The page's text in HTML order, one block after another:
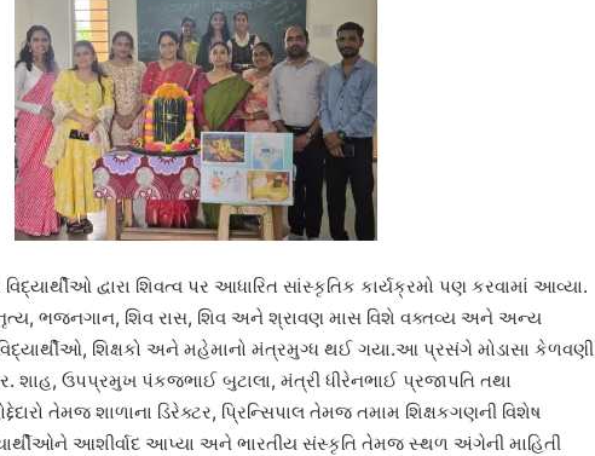
દ્વારા શિવત્વ પર આધારિત સાંસ્કૃતિક કાર્યક્રમો પણ કરવામાં આવ્યા.
નૃત્ય, ભજનગાન, શિવ રાસ, શિવ અને શ્રાવણ માસ વિશે વક્તવ્ય અને અન્ય
શિક્ષકો અને મહેમાનો મંત્રમુગ્ધ થઈ ગયા.આ પ્રસંગે મોડાસા કેળવણી
શાહ, ઉપપ્રમુખ પંકજભાઈ બુટાલા, મંત્રી ધીરેનભાઈ પ્રજાપતિ તથા
તેમજ શાળાના ડિરેક્ટર, પ્રિન્સિપાલ તેમજ તમામ શિક્ષકગણની વિશેષ
આશીર્વાદ આપ્યા અને ભારતીય સંસ્કૃતિ તેમજ સ્થળ અંગેની માહિતી